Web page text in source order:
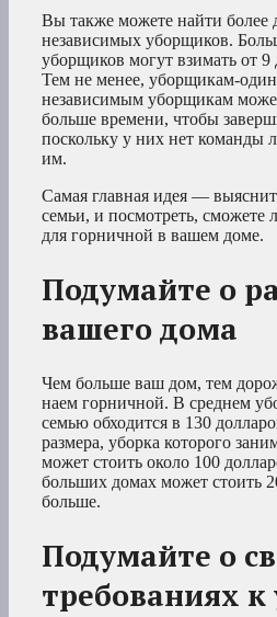
Вы также можете найти более
независимых уборщиков.
уборщиков могут взимать от 9
Тем не менее, уборщикам-
независимым уборщикам
больше времени, чтобы
поскольку у них нет
им.
Самая главная идея —
семьи, и посмотреть, сможете
для горничной в вашем доме.
Подумайте о
вашего дома
Чем больше ваш дом, тем
наем горничной. В среднем
семью обходится в 130
размера, уборка которого
может стоить около 100
больших домах может стоить
больше.
Подумайте о
требованиях к